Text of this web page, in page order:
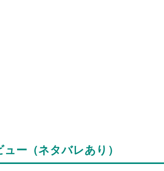
ー（ネタバレあり）